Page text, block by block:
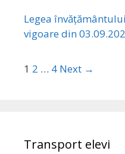
Legea
vigoare din
1 2 … 4 Next →
Transport elevi